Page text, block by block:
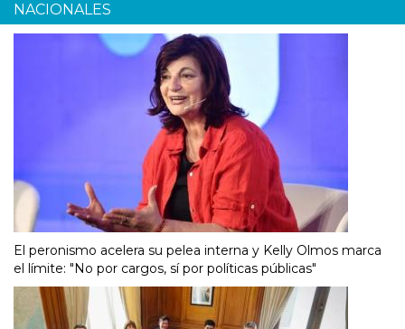
NACIONALES
El peronismo acelera su pelea interna y Kelly Olmos marca
el límite: "No por cargos, sí por políticas públicas"